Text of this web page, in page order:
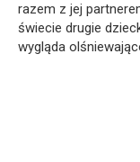
razem z jej
świecie drugie
wygląda